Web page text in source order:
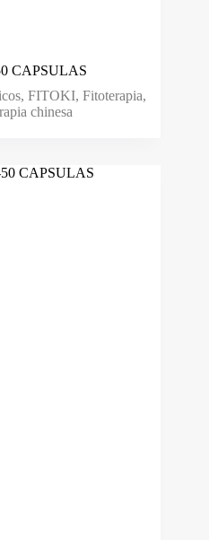
CAPSULAS
,FITOKI,Fitoterapia,
chinesa